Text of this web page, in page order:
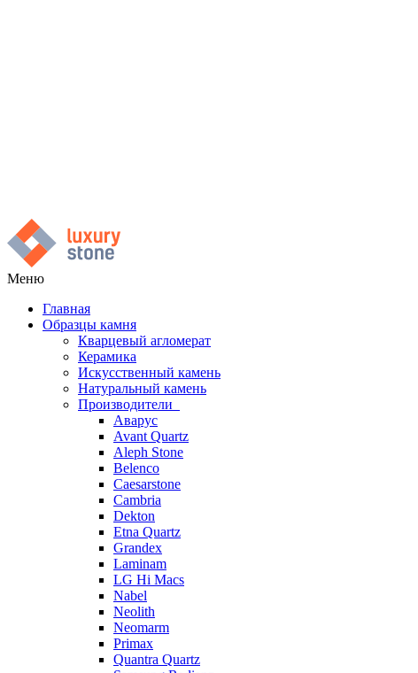
Меню
Главная
Образцы камня
Кварцевый агломерат
Керамика
Искусственный камень
Натуральный камень
Производители
Аварус
Avant Quartz
Aleph Stone
Belenco
Caesarstone
Cambria
Dekton
Etna Quartz
Grandex
Laminam
LG Hi Macs
Nabel
Neolith
Neomarm
Primax
Quantra Quartz